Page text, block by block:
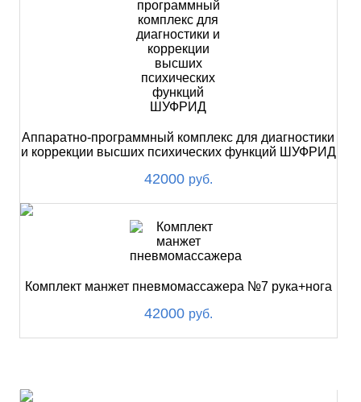
Аппаратно-программный комплекс для диагностики
и коррекции высших психических функций ШУФРИД
42000 руб.
Комплект манжет пневмомассажера №7 рука+нога
42000 руб.